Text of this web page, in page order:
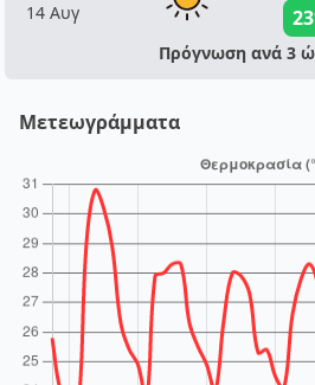
14 Αυγ
Πρόγνωση ανά 3
Μετεωγράμματα